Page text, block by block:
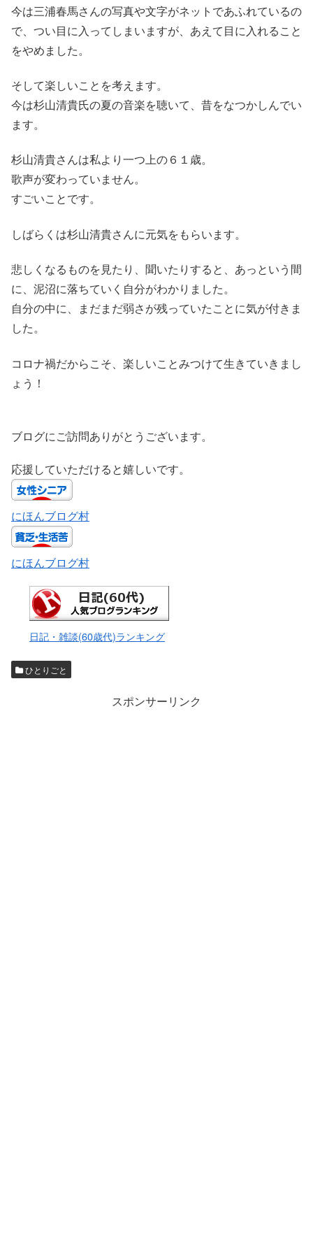
今は三浦春馬さんの写真や文字がネットであふれているの
で、つい目に入ってしまいますが、あえて目に入れること
をやめました。
そして楽しいことを考えます。
今は杉山清貴氏の夏の音楽を聴いて、昔をなつかしんでい
ます。
杉山清貴さんは私より一つ上の６１歳。
歌声が変わっていません。
すごいことです。
しばらくは杉山清貴さんに元気をもらいます。
悲しくなるものを見たり、聞いたりすると、あっという間
に、泥沼に落ちていく自分がわかりました。
自分の中に、まだまだ弱さが残っていたことに気が付きま
した。
コロナ禍だからこそ、楽しいことみつけて生きていきまし
ょう！
ブログにご訪問ありがとうございます。
応援していただけると嬉しいです。
にほんブログ村
にほんブログ村
日記・雑談(60歳代)ランキング
ひとりごと
スポンサーリンク